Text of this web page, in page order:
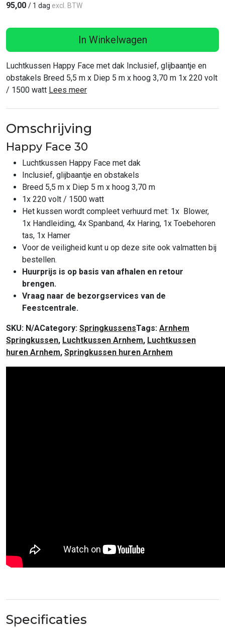
95,00 / 1 dag excl. BTW
In Winkelwagen
Luchtkussen Happy Face met dak Inclusief, glijbaantje en
obstakels Breed 5,5 m x Diep 5 m x hoog 3,70 m 1x 220 volt
/ 1500 watt Lees meer
Omschrijving
Happy Face 30
Luchtkussen Happy Face met dak
Inclusief, glijbaantje en obstakels
Breed 5,5 m x Diep 5 m x hoog 3,70 m
1x 220 volt / 1500 watt
Het kussen wordt compleet verhuurd met: 1x Blower,
1x Handleiding, 4x Spanband, 4x Haring, 1x Toebehoren
tas, 1x Hamer
Voor de veiligheid kunt u op deze site ook valmatten bij
bestellen.
Huurprijs is op basis van afhalen en retour
brengen.
Vraag naar de bezorgservices van de
Feestcentrale.
SKU: N/ACategory: SpringkussensTags: Arnhem
Springkussen, Luchtkussen Arnhem, Luchtkussen
huren Arnhem, Springkussen huren Arnhem
Specificaties